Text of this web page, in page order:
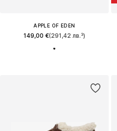
APPLE OF EDEN
149,00 €(291,42 лв.³)